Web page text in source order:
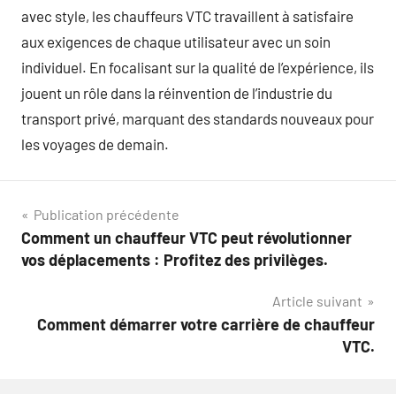
avec style, les chauffeurs VTC travaillent à satisfaire
aux exigences de chaque utilisateur avec un soin
individuel. En focalisant sur la qualité de l’expérience, ils
jouent un rôle dans la réinvention de l’industrie du
transport privé, marquant des standards nouveaux pour
les voyages de demain.
Navigation
de
Publication précédente
Comment un chauffeur VTC peut révolutionner
vos déplacements : Profitez des privilèges.
Article suivant
Comment démarrer votre carrière de chauffeur
VTC.